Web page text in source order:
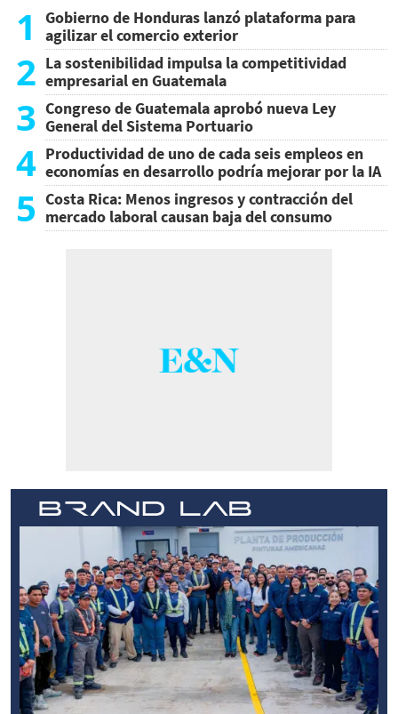
1
Gobierno de Honduras lanzó plataforma para
agilizar el comercio exterior
2 La sostenibilidad impulsa la competitividad
empresarial en Guatemala
3 Congreso de Guatemala aprobó nueva Ley
General del Sistema Portuario
4 Productividad de uno de cada seis empleos en
economías en desarrollo podría mejorar por la IA
5 Costa Rica: Menos ingresos y contracción del
mercado laboral causan baja del consumo